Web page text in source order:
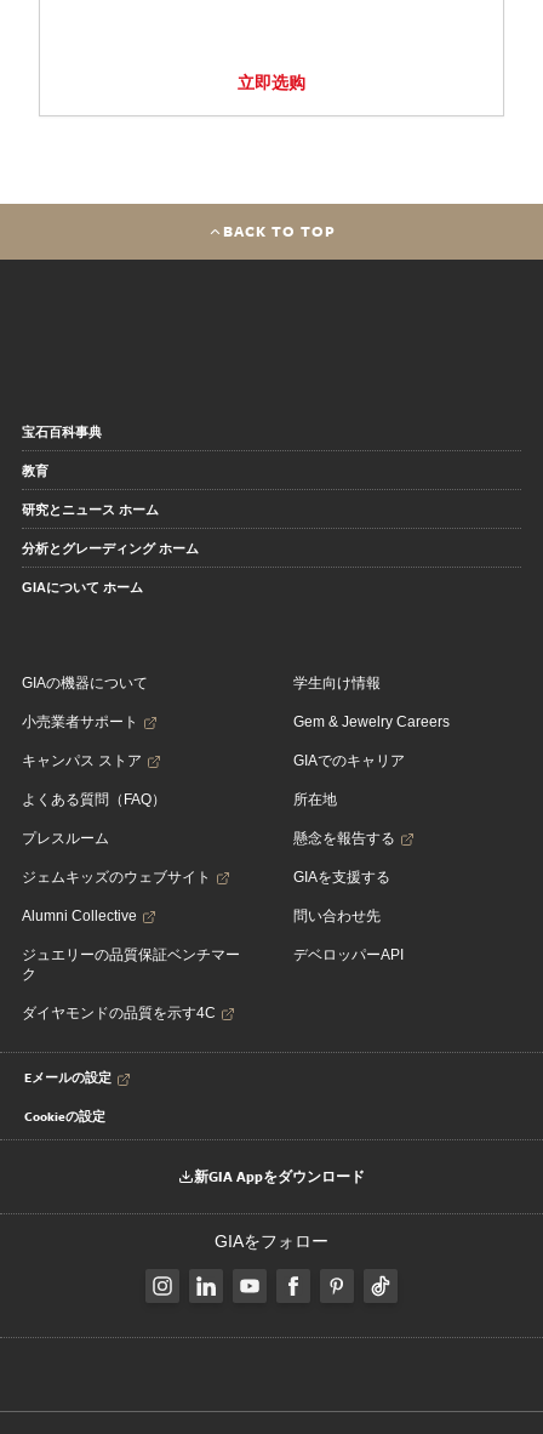
立即选购
BACK TO TOP
宝石百科事典
教育
研究とニュース ホーム
分析とグレーディング ホーム
GIAについて ホーム
GIAの機器について
小売業者サポート
キャンパス ストア
よくある質問（FAQ）
プレスルーム
ジェムキッズのウェブサイト
Alumni Collective
ジュエリーの品質保証ベンチマー
ク
ダイヤモンドの品質を示す4C
学生向け情報
Gem & Jewelry Careers
GIAでのキャリア
所在地
懸念を報告する
GIAを支援する
問い合わせ先
デベロッパーAPI
Eメールの設定
Cookieの設定
新GIA Appをダウンロード
GIAをフォロー